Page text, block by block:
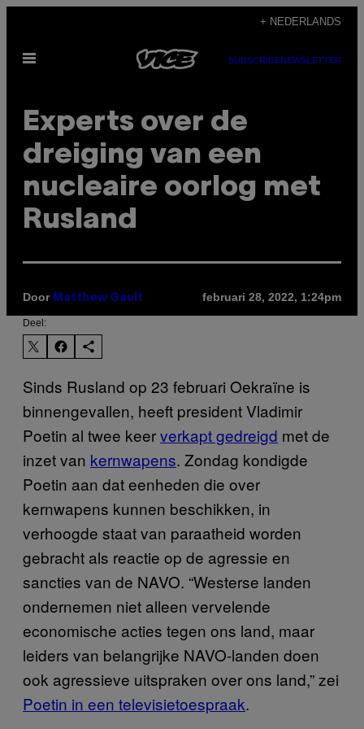
de
+ NEDERLANDS
Open
SUBSCRIBENEWSLETTER
Experts over de
dreiging van een
nucleaire oorlog met
Rusland
Door Matthew Gault februari 28, 2022, 1:24pm
Deel:
Sinds Rusland op 23 februari Oekraïne is
binnengevallen, heeft president Vladimir
Poetin al twee keerverkapt gedreigd met de
inzet van kernwapens. Zondag kondigde
Poetin aan dat eenheden die over
kernwapens kunnen beschikken, in
verhoogde staat van paraatheid worden
gebracht als reactie op de agressie en
sancties van de NAVO. “Westerse landen
ondernemen niet alleen vervelende
economische acties tegen ons land, maar
leiders van belangrijke NAVO-landen doen
ook agressieve uitspraken over ons land,” zei
Poetin in een televisietoespraak.